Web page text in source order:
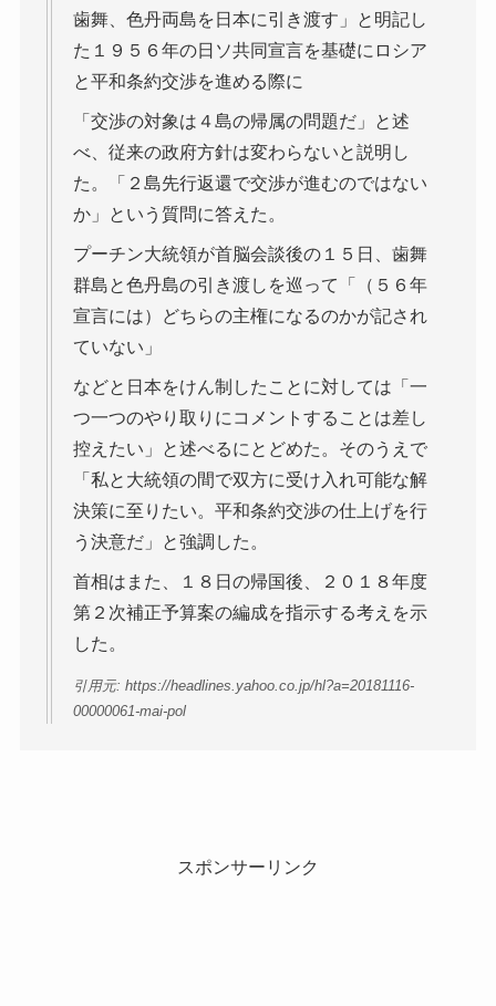
歯舞、色丹両島を日本に引き渡す」と明記し
た１９５６年の日ソ共同宣言を基礎にロシア
と平和条約交渉を進める際に
「交渉の対象は４島の帰属の問題だ」と述
べ、従来の政府方針は変わらないと説明し
た。「２島先行返還で交渉が進むのではない
か」という質問に答えた。
プーチン大統領が首脳会談後の１５日、歯舞
群島と色丹島の引き渡しを巡って「（５６年
宣言には）どちらの主権になるのかが記され
ていない」
などと日本をけん制したことに対しては「一
つ一つのやり取りにコメントすることは差し
控えたい」と述べるにとどめた。そのうえで
「私と大統領の間で双方に受け入れ可能な解
決策に至りたい。平和条約交渉の仕上げを行
う決意だ」と強調した。
首相はまた、１８日の帰国後、２０１８年度
第２次補正予算案の編成を指示する考えを示
した。
引用元: https://headlines.yahoo.co.jp/hl?a=20181116-
00000061-mai-pol
スポンサーリンク